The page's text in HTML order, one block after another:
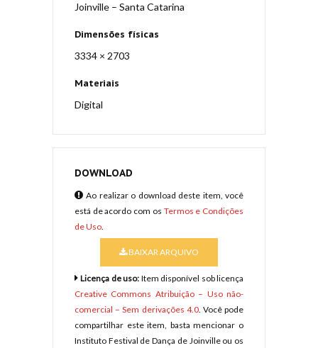
Joinville – Santa Catarina
Dimensões físicas
3334 × 2703
Materiais
Digital
DOWNLOAD
Ao realizar o download deste item, você
está de acordo com os Termos e Condições
de Uso.
BAIXAR ARQUIVO
Licença de uso: Item disponível sob licença
Creative Commons Atribuição – Uso não-
comercial – Sem derivações 4.0. Você pode
compartilhar este item, basta mencionar o
Instituto Festival de Dança de Joinville ou os